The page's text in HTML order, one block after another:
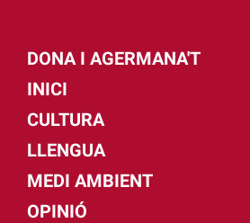
DONA I AGERMANA'T
INICI
CULTURA
LLENGUA
MEDI AMBIENT
OPINIÓ